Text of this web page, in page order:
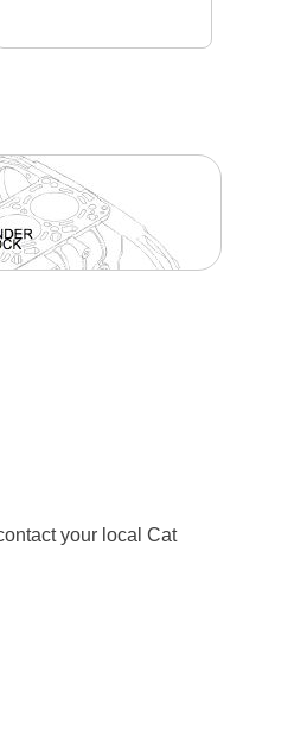
your local Cat